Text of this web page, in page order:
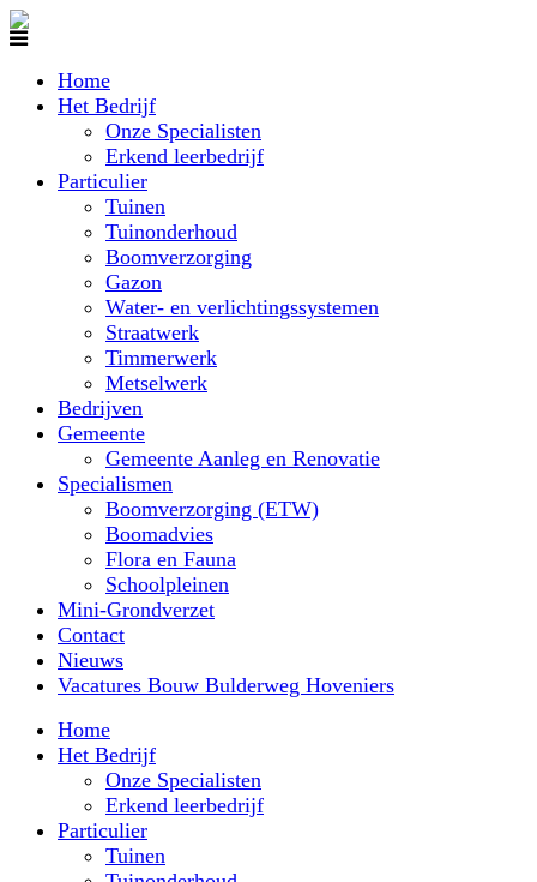
Home
Het Bedrijf
Onze Specialisten
Erkend leerbedrijf
Particulier
Tuinen
Tuinonderhoud
Boomverzorging
Gazon
Water- en verlichtingssystemen
Straatwerk
Timmerwerk
Metselwerk
Bedrijven
Gemeente
Gemeente Aanleg en Renovatie
Specialismen
Boomverzorging (ETW)
Boomadvies
Flora en Fauna
Schoolpleinen
Mini-Grondverzet
Contact
Nieuws
Vacatures Bouw Bulderweg Hoveniers
Home
Het Bedrijf
Onze Specialisten
Erkend leerbedrijf
Particulier
Tuinen